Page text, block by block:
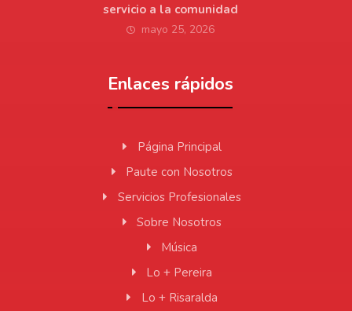
servicio a la comunidad
mayo 25, 2026
Enlaces rápidos
Página Principal
Paute con Nosotros
Servicios Profesionales
Sobre Nosotros
Música
Lo + Pereira
Lo + Risaralda